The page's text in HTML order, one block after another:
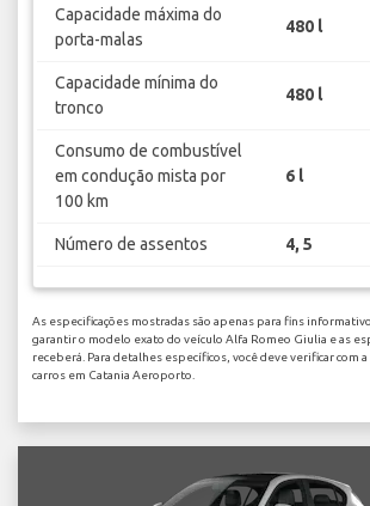
Capacidade máxima do
porta-malas
480 l
Capacidade mínima do
tronco
480 l
Consumo de combustível
em condução mista por
100 km
6 l
Número de assentos 4, 5
As especificações mostradas são apenas para fins
garantir o modelo exato do veículo Alfa Romeo Giulia e as
receberá. Para detalhes específicos, você deve verificar com
carros em Catania Aeroporto.